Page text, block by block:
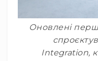
Оновлені
Integration,